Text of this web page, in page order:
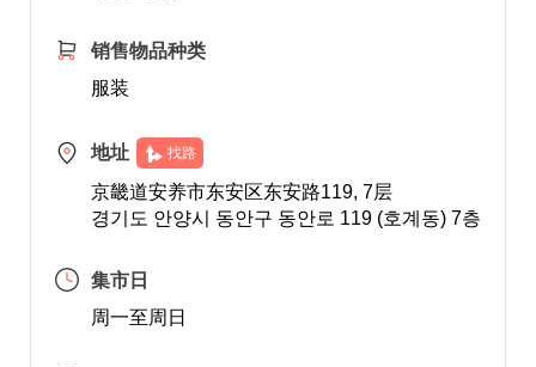
销售物品种类
服装
地址 找路
京畿道安养市东安区东安路119, 7层
경기도 안양시 동안구 동안로 119 (호계동) 7층
集市日
周一至周日